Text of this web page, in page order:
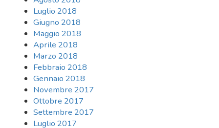
Luglio 2018
Giugno 2018
Maggio 2018
Aprile 2018
Marzo 2018
Febbraio 2018
Gennaio 2018
Novembre 2017
Ottobre 2017
Settembre 2017
Luglio 2017